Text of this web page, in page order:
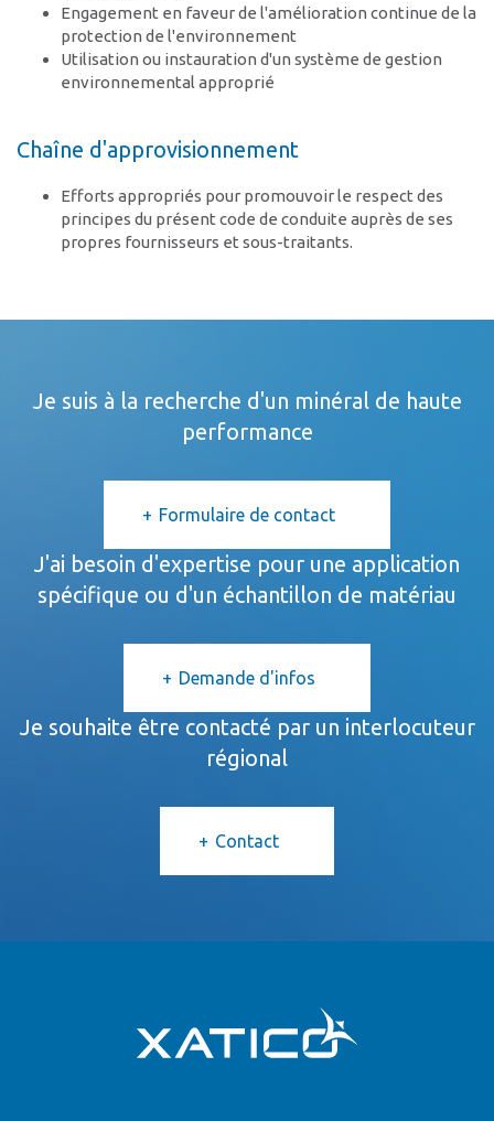
Engagement en faveur de l'amélioration continue de la
protection de l'environnement
Utilisation ou instauration d'un système de gestion
environnemental approprié
Chaîne d'approvisionnement
Efforts appropriés pour promouvoir le respect des
principes du présent code de conduite auprès de ses
propres fournisseurs et sous-traitants.
Je suis à la recherche d'un minéral de haute
performance
Formulaire de contact
J'ai besoin d'expertise pour une application
spécifique ou d'un échantillon de matériau
Demande d'infos
Je souhaite être contacté par un interlocuteur
régional
Contact